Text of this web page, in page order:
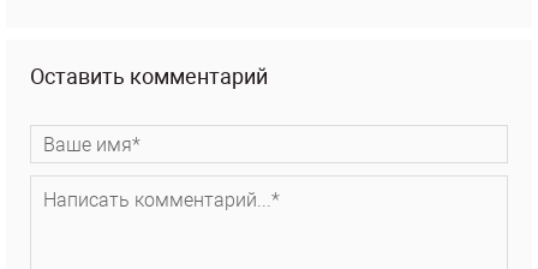
Оставить комментарий